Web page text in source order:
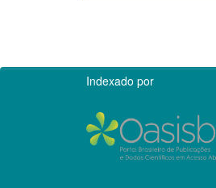
Indexado por